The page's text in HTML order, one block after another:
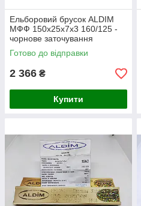
Ельборовий брусок ALDIM
МФФ 150х25х7х3 160/125 -
чорнове заточування
Готово до відправки
2 366 ₴
Купити